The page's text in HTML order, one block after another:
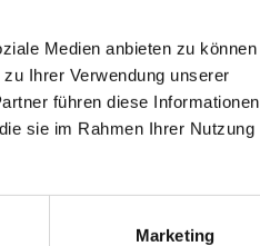
Medien anbieten zu können
Ihrer Verwendung unserer
führen diese Informationen
sie im Rahmen Ihrer Nutzung
Marketing